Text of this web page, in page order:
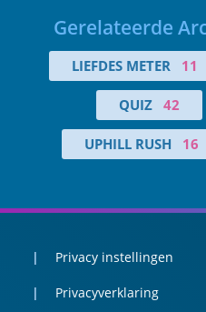
Gerelateerde
LIEFDES METER 11
QUIZ 42
UPHILL RUSH 16
Privacy instellingen
Privacyverklaring